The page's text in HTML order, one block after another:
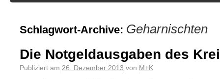
Schlagwort-Archive: Geharnischten
Die Notgeldausgaben des
Publiziert am 26. Dezember 2013 von M+K